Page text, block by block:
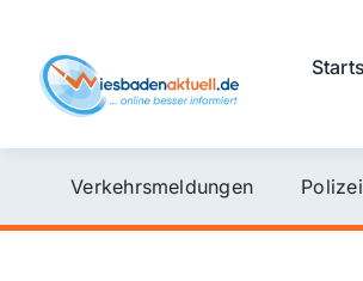
content
Verkehrsmeldungen